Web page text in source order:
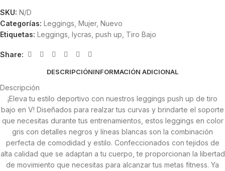
SKU: N/D
Categorías: Leggings Mujer, Nuevo
Etiquetas: Leggings lycras push up Tiro Bajo
Share:
DESCRIPCIÓNINFORMACIÓN ADICIONAL
Descripción
¡Eleva tu estilo deportivo con nuestros leggings push up de tiro
bajo en V! Diseñados para realzar tus curvas y brindarte el soporte
que necesitas durante tus entrenamientos, estos leggings en color
gris con detalles negros y líneas blancas son la combinación
perfecta de comodidad y estilo. Confeccionados con tejidos de
alta calidad que se adaptan a tu cuerpo, te proporcionan la libertad
de movimiento que necesitas para alcanzar tus metas fitness. Ya